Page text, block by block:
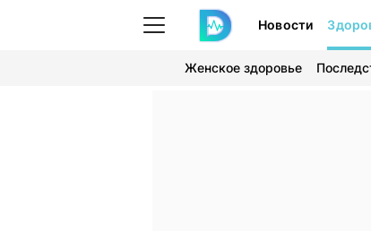
Новости
Женское здоровье